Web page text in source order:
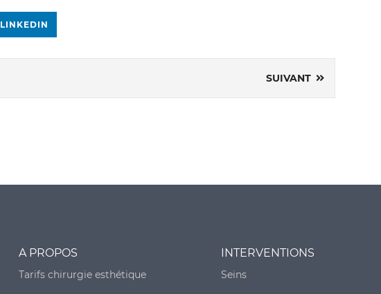
LINKEDIN
SUIVANT
A PROPOS
Tarifs chirurgie esthétique
INTERVENTIONS
Seins